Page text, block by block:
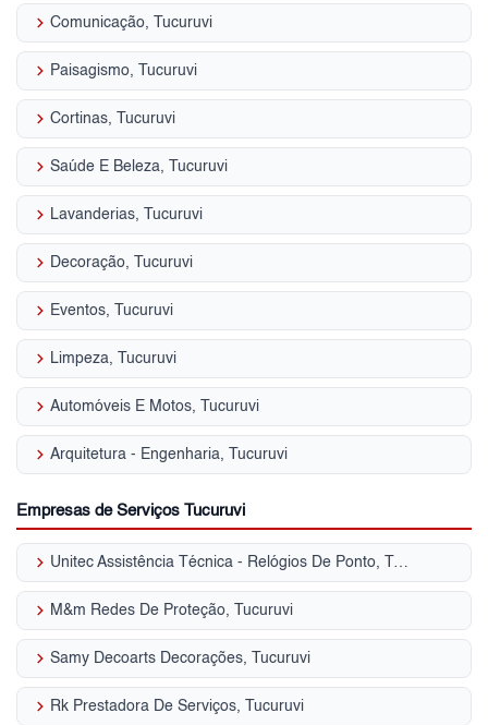
keyboard_arrow_right Comunicação, Tucuruvi
keyboard_arrow_right Paisagismo, Tucuruvi
keyboard_arrow_right Cortinas, Tucuruvi
keyboard_arrow_right Saúde E Beleza, Tucuruvi
keyboard_arrow_right Lavanderias, Tucuruvi
keyboard_arrow_right Decoração, Tucuruvi
keyboard_arrow_right Eventos, Tucuruvi
keyboard_arrow_right Limpeza, Tucuruvi
keyboard_arrow_right Automóveis E Motos, Tucuruvi
keyboard_arrow_right Arquitetura - Engenharia, Tucuruvi
Empresas de Serviços Tucuruvi
keyboard_arrow_right Unitec Assistência Técnica - Relógios De Ponto, Tucuruvi
keyboard_arrow_right M&m Redes De Proteção, Tucuruvi
keyboard_arrow_right Samy Decoarts Decorações, Tucuruvi
keyboard_arrow_right Rk Prestadora De Serviços, Tucuruvi